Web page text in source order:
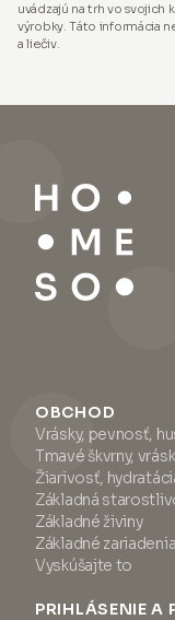
uvádzajú na trh vo
výrobky. Táto informácia
a liečiv.
OBCHOD
Vrásky, pevnosť,
Tmavé škvrny,
Žiarivosť,
Základná
Základné živiny
Základné zariadenia
Vyskúšajte to
PRIHLÁSENIE A